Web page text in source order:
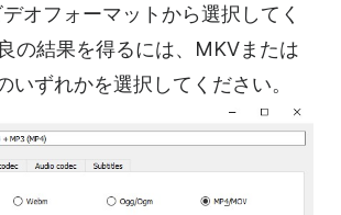
オフォーマットから選択してく
の結果を得るには、MKVまたは
いずれかを選択してください。